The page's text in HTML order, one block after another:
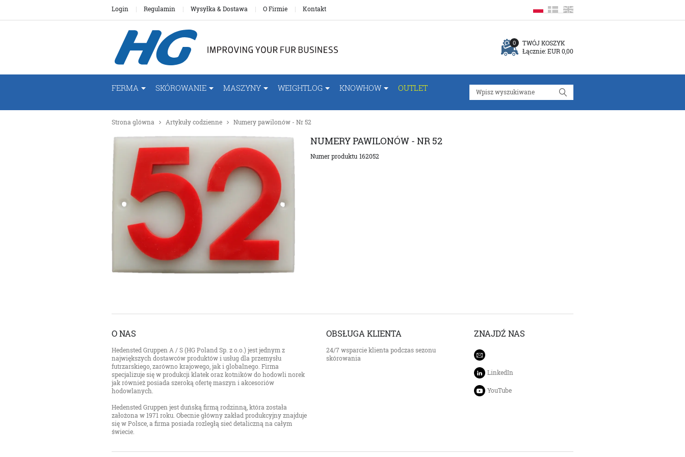
Login Regulamin Wysyłka & Dostawa O Firmie Kontakt
TWÓJ KOSZYK
0
Łącznie:EUR 0,00
FERMA SKÓROWANIE MASZYNY WEIGHTLOG KNOWHOW OUTLET
Strona glówna Artykuły codzienne Numery pawilonów - Nr 52
NUMERY PAWILONÓW - NR 52
Numer produktu 162052
O NAS
Hedensted Gruppen A / S (HG Poland Sp. z o.o.) jest jednym z
największych dostawców produktów i usług dla przemysłu
futrzarskiego, zarówno krajowego, jak i globalnego. Firma
specjalizuje się w produkcji klatek oraz kotników do hodowli norek
jak również posiada szeroką ofertę maszyn i akcesoriów
hodowlanych.
Hedensted Gruppen jest duńską firmą rodzinną, która została
założona w 1971 roku. Obecnie główny zakład produkcyjny znajduje
się w Polsce, a firma posiada rozległą sieć detaliczną na całym
świecie.
OBSŁUGA KLIENTA
24/7 wsparcie klienta podczas sezonu
skórowania
ZNAJDŹ NAS
LinkedIn
YouTube